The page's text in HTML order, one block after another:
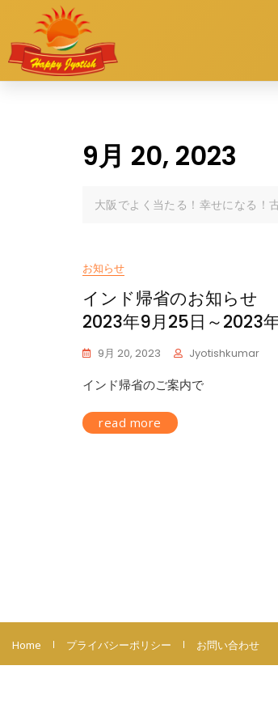
9月 20, 2023
大阪でよく当たる！幸せになる！
お知らせ
インド帰省のお知らせ
2023年9月25日～2023
9月 20, 2023 Jyotishkumar
インド帰省のご案内で
read more
Home プライバシーポリシー お問い合わせ